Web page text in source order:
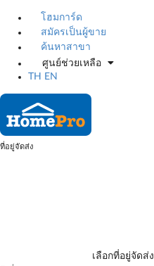
โฮมการ์ด
สมัครเป็นผู้ขาย
ค้นหาสาขา
ศูนย์ช่วยเหลือ
TH
EN
ที่อยู่จัดส่ง
เลือกที่อยู่จัดส่ง